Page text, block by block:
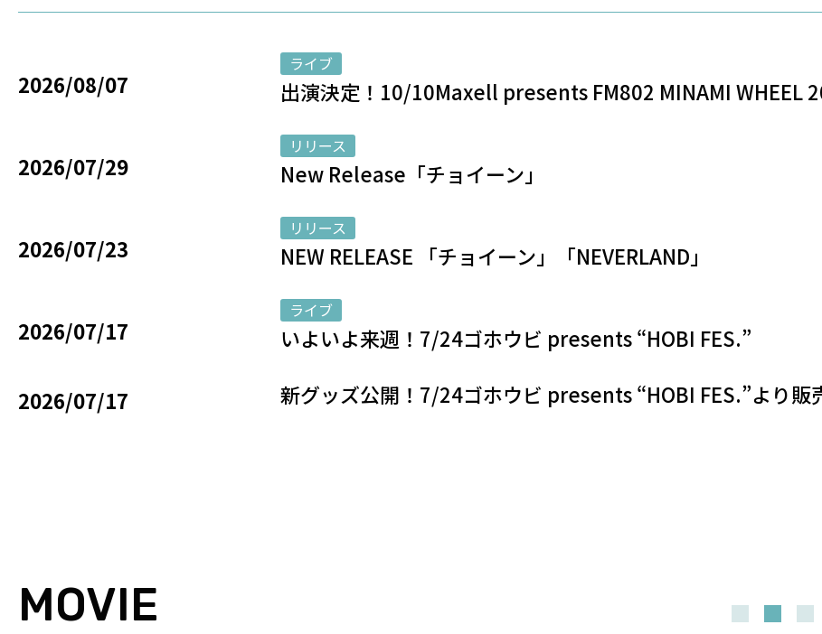
2026/08/07
ライブ
出演決定！10/10Maxell presents FM802 MINAMI WHEEL
2026/07/29
リリース
New Release「チョイーン」
2026/07/23
リリース
NEW RELEASE 「チョイーン」「NEVERLAND」
2026/07/17
ライブ
いよいよ来週！7/24ゴホウビ presents “HOBI FES.”
2026/07/17 新グッズ公開！7/24ゴホウビ presents “HOBI FES.”より販
MOVIE